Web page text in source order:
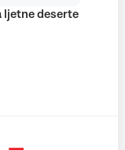
ljetne deserte